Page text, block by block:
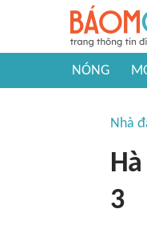
NÓNG
Nhà
3